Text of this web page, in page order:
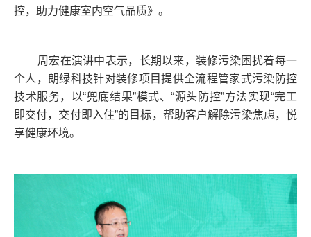
控，助力健康室内空气品质》。
周宏在演讲中表示，长期以来，装修污染困扰着每一
个人，朗绿科技针对装修项目提供全流程管家式污染防控
技术服务，以“兜底结果”模式、“源头防控”方法实现“完工
即交付，交付即入住”的目标，帮助客户解除污染焦虑，悦
享健康环境。